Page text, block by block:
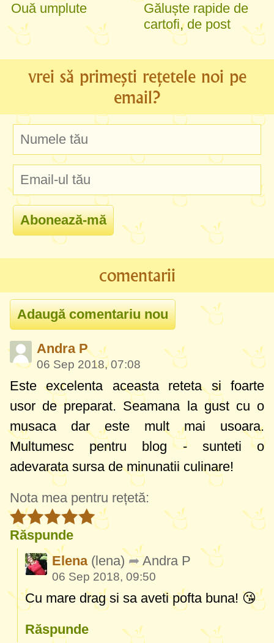
Ouă umplute
Găluște rapide de
cartofi, de post
vrei să primești rețetele noi pe
email?
comentarii
Andra P
06 Sep 2018, 07:08
Este excelenta aceasta reteta si foarte
usor de preparat. Seamana la gust cu o
musaca dar este mult mai usoara.
Multumesc pentru blog - sunteti o
adevarata sursa de minunatii culinare!
Nota mea pentru rețetă:
Răspunde
Elena (lena) Andra P
06 Sep 2018, 09:50
Cu mare drag si sa aveti pofta buna! 😘
Răspunde